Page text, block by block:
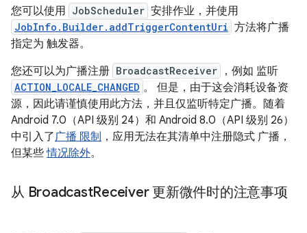
您可以使用 JobScheduler 安排作业，并使用
JobInfo.Builder.addTriggerContentUri 方法将广播
指定为 触发器。
您还可以为广播注册 BroadcastReceiver ，例如 监听
ACTION_LOCALE_CHANGED 。 但是，由于这会消耗设备资
源，因此请谨慎使用此方法，并且仅监听特定广播。随着
Android 7.0（API 级别 24）和 Android 8.0（API 级别 26）
中引入了广播 限制 ，应用无法在其清单中注册隐式 广播，
但某些情况除外。
从 BroadcastReceiver 更新微件时的注意事项